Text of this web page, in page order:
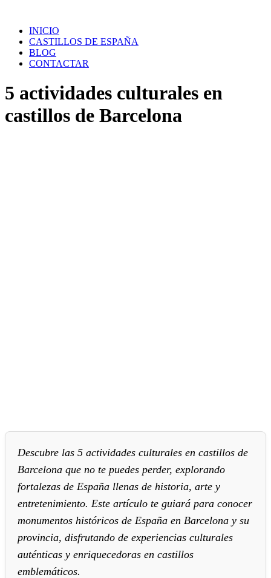
contenidoINICIO
CASTILLOS DE ESPAÑA
BLOG
CONTACTAR
5 actividades culturales en
castillos de Barcelona
Descubre las 5 actividades culturales en castillos de
Barcelona que no te puedes perder, explorando
fortalezas de España llenas de historia, arte y
entretenimiento. Este artículo te guiará para conocer
monumentos históricos de España en Barcelona y su
provincia, disfrutando de experiencias culturales
auténticas y enriquecedoras en castillos
emblemáticos.